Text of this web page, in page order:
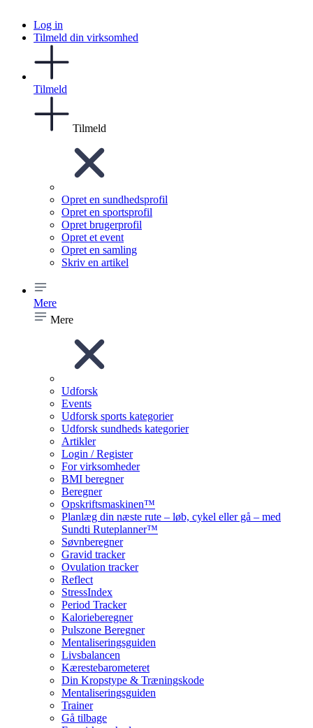
Log in
Tilmeld din virksomhed
Tilmeld
Tilmeld
Opret en sundhedsprofil
Opret en sportsprofil
Opret brugerprofil
Opret et event
Opret en samling
Skriv en artikel
Mere
Mere
Udforsk
Events
Udforsk sports kategorier
Udforsk sundheds kategorier
Artikler
Login / Register
For virksomheder
BMI beregner
Beregner
Opskriftsmaskinen™
Planlæg din næste rute – løb, cykel eller gå – med
Sundti Ruteplanner™
Søvnberegner
Gravid tracker
Ovulation tracker
Reflect
StressIndex
Period Tracker
Kalorieberegner
Pulszone Beregner
Mentaliseringsguiden
Livsbalancen
Kærestebarometeret
Din Kropstype & Træningskode
Mentaliseringsguiden
Trainer
Gå tilbage